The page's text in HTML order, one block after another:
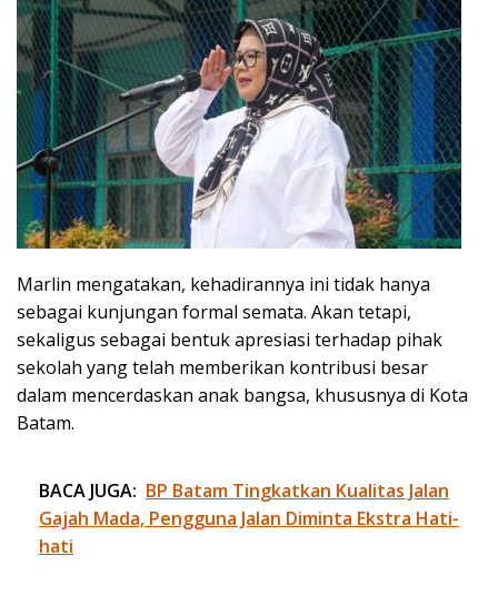
Marlin mengatakan, kehadirannya ini tidak hanya
sebagai kunjungan formal semata. Akan tetapi,
sekaligus sebagai bentuk apresiasi terhadap pihak
sekolah yang telah memberikan kontribusi besar
dalam mencerdaskan anak bangsa, khususnya di Kota
Batam.
BACA JUGA: BP Batam Tingkatkan Kualitas Jalan
Gajah Mada, Pengguna Jalan Diminta Ekstra Hati-
hati